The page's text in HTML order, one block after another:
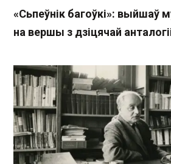
«Сьпеўнік багоўкі»: выйшаў
на вершы з дзіцячай